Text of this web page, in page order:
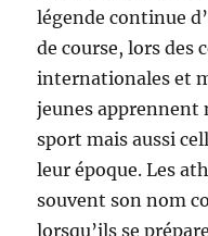
légende continue
de course, lors des
internationales et
jeunes apprennent
sport mais aussi
leur époque. Les
souvent son nom
lorsqu’ils se